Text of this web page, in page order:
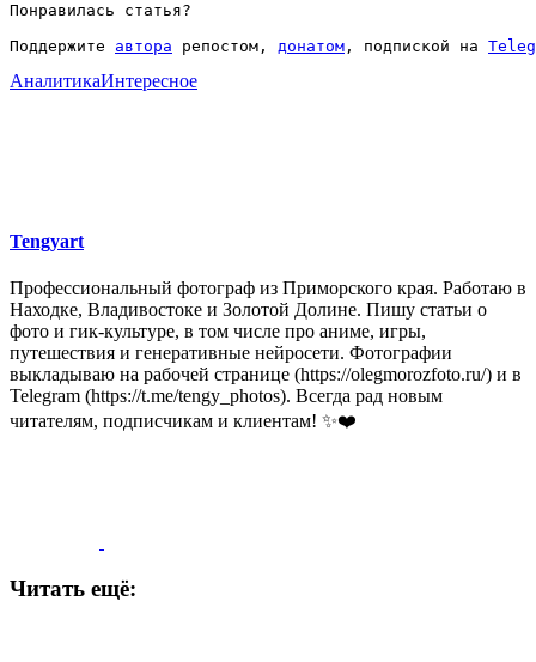
Понравилась статья?
Поддержите автора репостом, донатом , подпиской на
АналитикаИнтересное
Tengyart
Профессиональный фотограф из Приморского края. Работаю в
Находке, Владивостоке и Золотой Долине. Пишу статьи о
фото и гик-культуре, в том числе про аниме, игры,
путешествия и генеративные нейросети. Фотографии
выкладываю на рабочей странице (https://olegmorozfoto.ru/) и в
Telegram (https://t.me/tengy_photos). Всегда рад новым
читателям, подписчикам и клиентам! ✨❤️
Читать ещё: